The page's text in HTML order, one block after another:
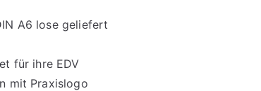
A6 lose geliefert
für ihre EDV
mit Praxislogo